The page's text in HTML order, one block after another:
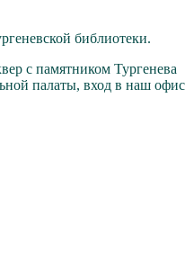
библиотеки.
с памятником Тургенева
палаты, вход в наш офис